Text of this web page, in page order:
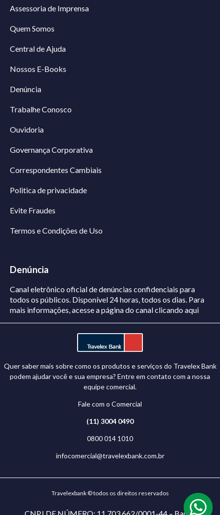
Assessoria de Imprensa
Quem Somos
Central de Ajuda
Nossos E-Books
Denúncia
Trabalhe Conosco
Ouvidoria
Governança Corporativa
Correspondentes Cambiais
Politica de privacidade
Evite Fraudes
Termos e Condições de Uso
Denúncia
Canal eletrônico oficial de denúncias confidenciais para
todos os públicos. Disponível 24 horas, todos os dias. Para
mais informações, acesse a página do canalclicando aqui
Quer saber mais sobre como os produtos e serviços do Travelex Bank
podem ajudar você e sua empresa? Entre em contato com a nossa
equipe comercial.
Fale com o Comercial
(11) 3004 0490
0800 014 1010
infocomercial@travelexbank.com.br
Travelexbank © todos os direitos reservados